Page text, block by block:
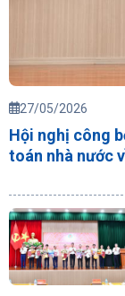
27/05/2026
Hội nghị công
toán nhà nước